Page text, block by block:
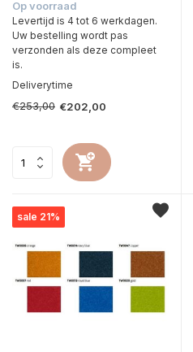
Op voorraad
Levertijd is 4 tot 6 werkdagen.
Uw bestelling wordt pas
verzonden als deze compleet
is.
Deliverytime
€253,00 €202,00
sale 21%